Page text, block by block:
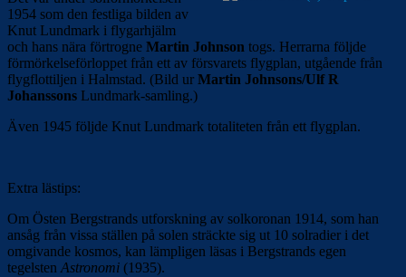
1954 som den festliga bilden av
Knut Lundmark i flygarhjälm
och hans nära förtrogne Martin Johnson togs. Herrarna följde
förmörkelseförloppet från ett av försvarets flygplan, utgående från
flygflottiljen i Halmstad. (Bild ur Martin Johnsons/Ulf R
Johanssons Lundmark-samling.)
Även 1945 följde Knut Lundmark totaliteten från ett flygplan.
Extra lästips:
Om Östen Bergstrands utforskning av solkoronan 1914, som han
ansåg från vissa ställen på solen sträckte sig ut 10 solradier i det
omgivande kosmos, kan lämpligen läsas i Bergstrands egen
tegelsten Astronomi (1935).